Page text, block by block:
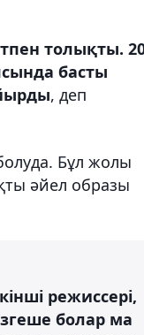
толықты.
басты
, деп
Бұл жолы
әйел образы
режиссері,
болар ма